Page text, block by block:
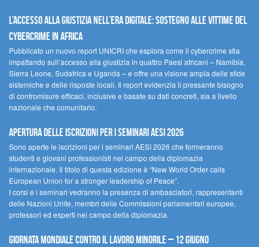
L’accesso alla giustizia nell’era digitale: sostegno alle vittime del
cybercrime in Africa
Pubblicato un nuovo report UNICRI che esplora come il cybercrime stia
impattando sull’accesso alla giustizia in quattro Paesi africani – Namibia,
Sierra Leone, Sudafrica e Uganda – e offre una visione ampia delle sfide
sistemiche e delle risposte locali. Il report evidenzia il pressante bisogno
di contromisure efficaci, inclusive e basate su dati concreti, sia a livello
nazionale che comunitario.
Apertura delle iscrizioni per i seminari AESI 2026
Sono aperte le iscrizioni per i seminari AESI 2026 che formeranno
studenti e giovani professionisti nel campo della diplomazia
internazionale. Il titolo di questa edizione è “New World Order calls
European Union for a stronger leadership of Peace”.
I corsi e i seminari vedranno la presenza di ambasciatori, rappresentanti
delle Nazioni Unite, membri delle Commissioni parlamentari europee,
professori ed esperti nel campo della diplomazia.
Giornata mondiale contro il lavoro minorile – 12 giugno